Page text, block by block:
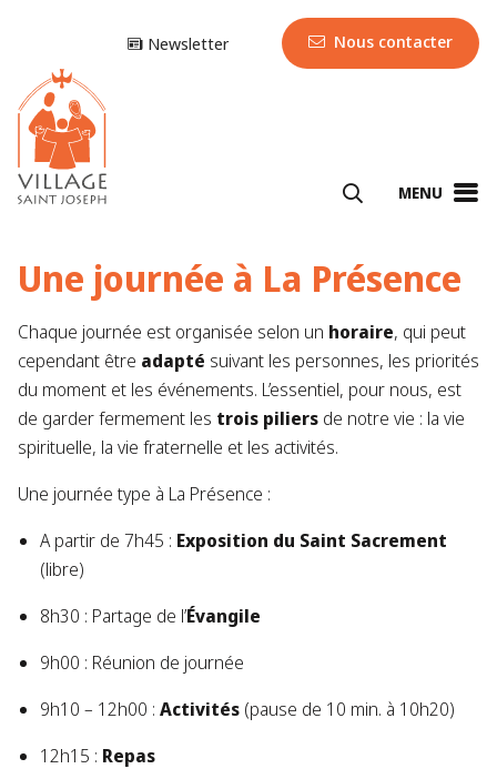
Newsletter Nous contacter
MENU
Une journée à La Présence
Chaque journée est organisée selon un horaire, qui peut
cependant être adapté suivant les personnes, les priorités
du moment et les événements. L’essentiel, pour nous, est
de garder fermement les trois piliers de notre vie : la vie
spirituelle, la vie fraternelle et les activités.
Une journée type à La Présence :
A partir de 7h45 : Exposition du Saint Sacrement
(libre)
8h30 : Partage de l’Évangile
9h00 : Réunion de journée
9h10 – 12h00 : Activités (pause de 10 min. à 10h20)
12h15 : Repas